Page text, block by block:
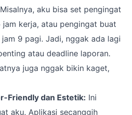
aku bisa set pengingat
kerja, atau pengingat buat
9 pagi. Jadi, nggak ada lagi
atau deadline laporan.
juga nggak bikin kaget,
Friendly dan Estetik: Ini
aku. Aplikasi secanggih